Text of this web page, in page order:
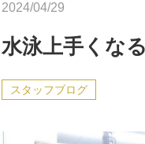
2024/04/29
水泳上手くな
スタッフブログ